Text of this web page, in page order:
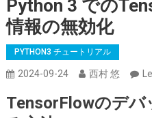
Python 3 での
情報の無効化
PYTHON3 チュートリアル
2024-09-24 西村 悠
TensorFlowのデバ